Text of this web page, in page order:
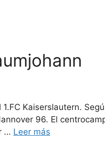
Kaiserslautern.
96. El
… Leer más